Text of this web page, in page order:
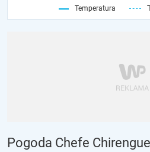
Temperatura
Pogoda Chefe